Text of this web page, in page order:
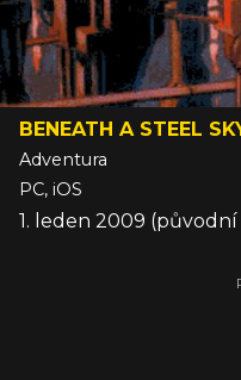
BENEATH A STEEL
Adventura
PC, iOS
1. leden 2009